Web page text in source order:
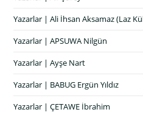
Yazarlar | Ali İhsan Aksamaz (Laz
Yazarlar | APSUWA Nilgün
Yazarlar | Ayşe Nart
Yazarlar | BABUG Ergün Yıldız
Yazarlar | ÇETAWE İbrahim